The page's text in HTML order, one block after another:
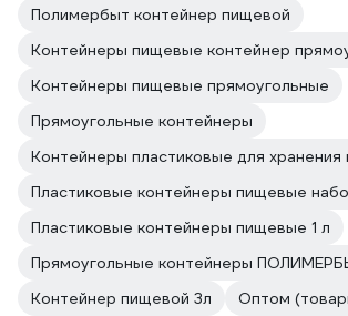
Полимербыт контейнер пищевой
Контейнеры пищевые контейнер
Контейнеры пищевые прямоугольные
Прямоугольные контейнеры
Контейнеры пластиковые для хранения
Пластиковые контейнеры пищевые
Пластиковые контейнеры пищевые 1 л
Прямоугольные контейнеры
Контейнер пищевой 3л
Оптом